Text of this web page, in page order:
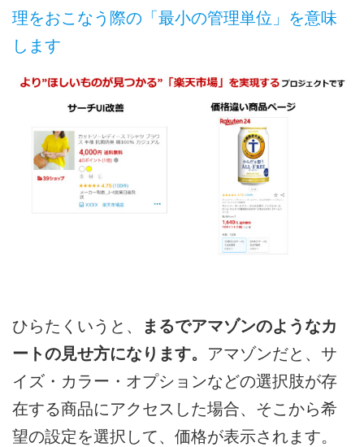
理をおこなう際の「最小の管理単位」を意味
します
ひらたくいうと、
まるでアマゾンのようなカ
ートの見せ方になります。 アマゾンだと、サ
イズ・カラー・オプションなどの選択肢が存
在する商品にアクセスした場合、そこから希
望の設定を選択して、価格が表示されます。